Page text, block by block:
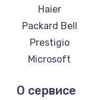
ноутбуков
Ремонт ноутбуков
ноутбуков
ноутбуков
ноутбуков
Haier
Packard Bell
Prestigio
Microsoft
Aquarius
О сервисе